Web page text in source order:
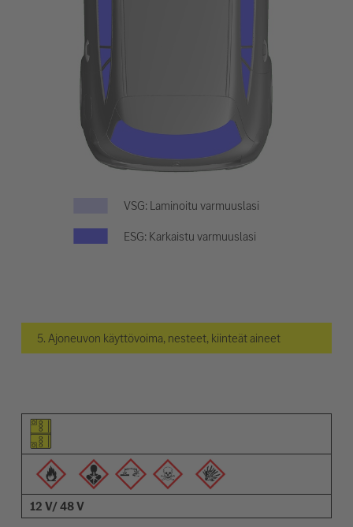
VSG: Laminoitu varmuuslasi
ESG: Karkaistu varmuuslasi
5. Ajoneuvon käyttövoima, nesteet, kiinteät aineet
Elementin kuvamerkki
Varoitusten kuvamerkit
Nimi
12 V/ 48 V